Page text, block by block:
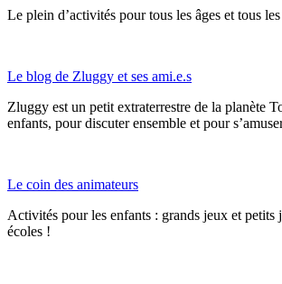
Le plein d’activités pour tous les âges et tous
Le blog de Zluggy et ses ami.e.s
Zluggy est un petit extraterrestre de la planète
enfants, pour discuter ensemble et pour
Le coin des animateurs
Activités pour les enfants : grands jeux et petits
écoles !